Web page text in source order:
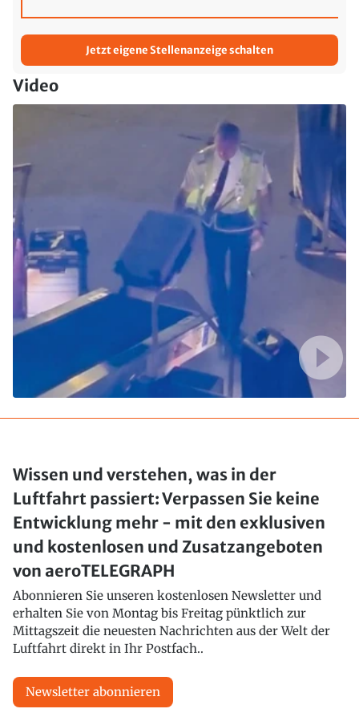
Jetzt eigene Stellenanzeige schalten
Video
Wissen und verstehen, was in der
Luftfahrt passiert: Verpassen Sie keine
Entwicklung mehr - mit den exklusiven
und kostenlosen und Zusatzangeboten
von aeroTELEGRAPH
Abonnieren Sie unseren kostenlosen Newsletter und
erhalten Sie von Montag bis Freitag pünktlich zur
Mittagszeit die neuesten Nachrichten aus der Welt der
Luftfahrt direkt in Ihr Postfach..
Newsletter abonnieren